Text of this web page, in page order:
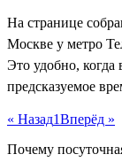
На странице
Москве у метро
Это удобно,
предсказуемое
« Назад1Вперёд »
Почему